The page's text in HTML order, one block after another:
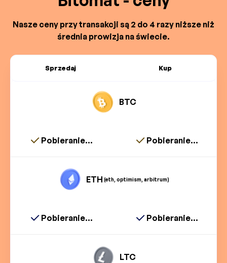
Nasze ceny przy transakcji są 2 do 4 razy niższe niż
średnia prowizja na świecie.
Sprzedaj Kup
BTC
Pobieranie... Pobieranie...
ETH (eth, optimism, arbitrum)
Pobieranie... Pobieranie...
LTC